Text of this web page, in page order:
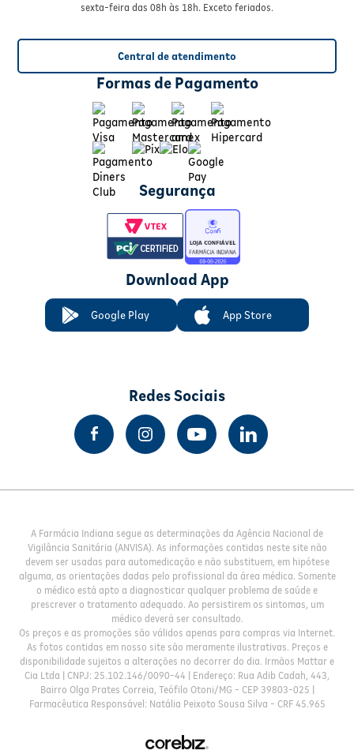
sexta-feira das 08h às 18h. Exceto feriados.
Central de atendimento
Formas de Pagamento
Segurança
Download App
Google Play App Store
Redes Sociais
A Farmácia Indiana segue as determinações da Agência Nacional de
Vigilância Sanitária (ANVISA). As informações contidas neste site não
devem ser usadas para automedicação e não substituem, em hipótese
alguma, as orientações dadas pelo profissional da área médica. Somente
o médico está apto a diagnosticar qualquer problema de saúde e
prescrever o tratamento adequado. Ao persistirem os sintomas, um
médico deverá ser consultado.
Os preços e as promoções são válidos apenas para compras via Internet.
As fotos contidas em nosso site são meramente ilustrativas. Preços e
disponibilidade sujeitos a alterações no decorrer do dia. Irmãos Mattar e
Cia Ltda | CNPJ: 25.102.146/0090-44 | Endereço: Rua Adib Cadah, 443,
Bairro Olga Prates Correia, Teófilo Otoni/MG - CEP 39803-025 |
Farmacêutica Responsável: Natália Peixoto Sousa Silva - CRF 45.965